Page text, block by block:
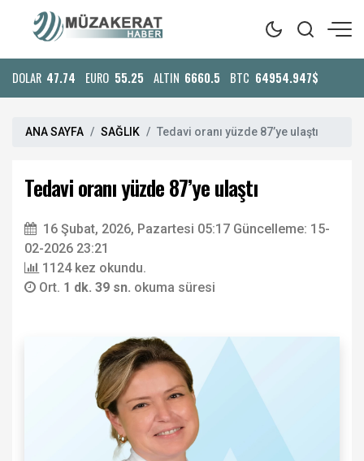
DOLAR 47.74 EURO 55.25 ALTIN 6660.5 BTC 64954.947$
ANA SAYFA SAĞLIK Tedavi oranı yüzde 87’ye ulaştı
Tedavi oranı yüzde 87’ye ulaştı
16 Şubat, 2026, Pazartesi 05:17 Güncelleme: 15-
02-2026 23:21
1124 kez okundu.
Ort. 1 dk. 39 sn. okuma süresi